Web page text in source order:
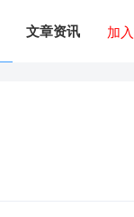
文章资讯 加